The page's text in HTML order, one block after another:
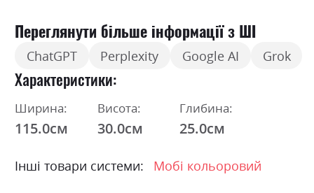
Переглянути більше інформації з ШІ
ChatGPT Perplexity Google AI Grok
Характеристики
Ширина:
115.0см
Висота:
30.0см
Глибина:
25.0см
Інші товари системи: Мобі кольоровий